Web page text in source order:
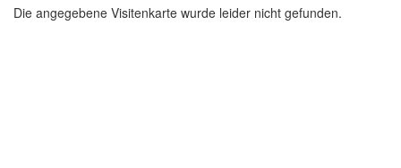
Die angegebene Visitenkarte wurde leider nicht gefunden.